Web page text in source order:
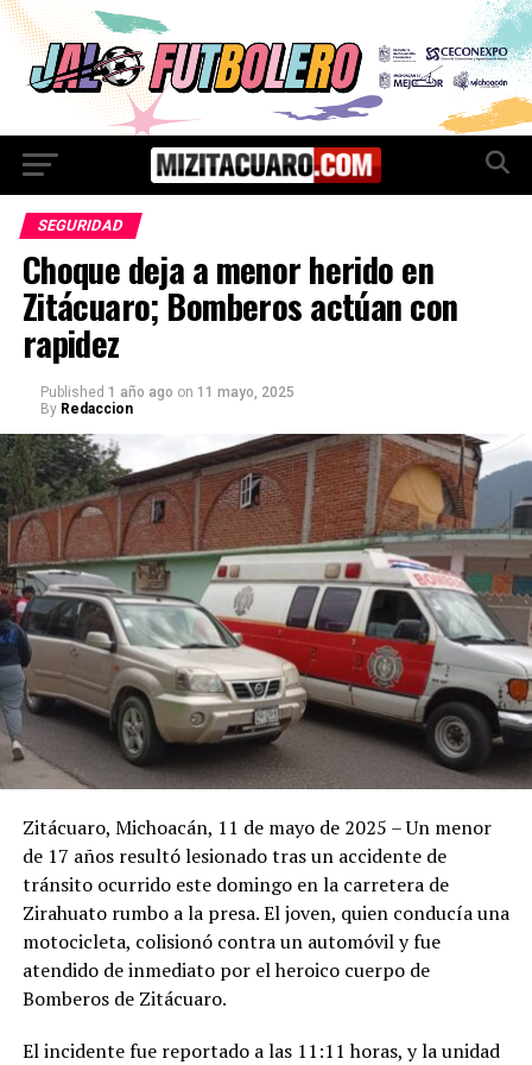
SEGURIDAD
Choque deja a menor herido en
Zitácuaro; Bomberos actúan con
rapidez
Published 1 año ago on 11 mayo, 2025
By Redaccion
Zitácuaro, Michoacán, 11 de mayo de 2025 – Un menor
de 17 años resultó lesionado tras un accidente de
tránsito ocurrido este domingo en la carretera de
Zirahuato rumbo a la presa. El joven, quien conducía una
motocicleta, colisionó contra un automóvil y fue
atendido de inmediato por el heroico cuerpo de
Bomberos de Zitácuaro.
El incidente fue reportado a las 11:11 horas, y la unidad